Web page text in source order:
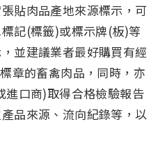
貼肉品產地來源標示，可
記(標籤)或標示牌(板)等
並建議業者最好購買有經
章的畜禽肉品，同時，亦
進口商)取得合格檢驗報告
品來源、流向紀錄等，以